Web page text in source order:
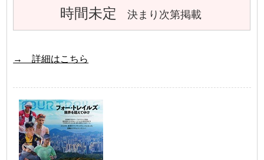
時間未定 決まり次第掲載
→ 詳細はこちら